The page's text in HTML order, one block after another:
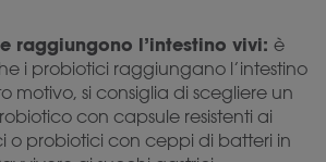
raggiungono l’intestino vivi: è
i probiotici raggiungano l’intestino
motivo, si consiglia di scegliere un
con capsule resistenti ai
o probiotici con ceppi di batteri in